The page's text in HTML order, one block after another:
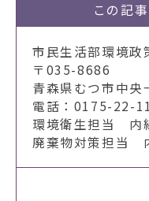
この記
市民生活部環境政
〒035-8686
青森県むつ市中央
電話：0175-22-
環境衛生担当 内
廃棄物対策担当